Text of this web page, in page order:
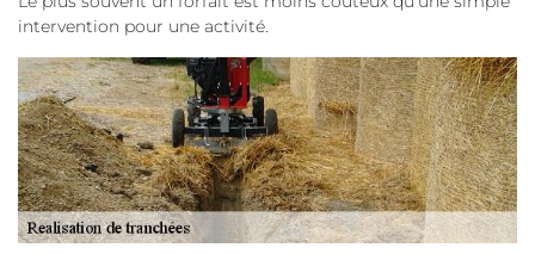
intervention pour une activité.